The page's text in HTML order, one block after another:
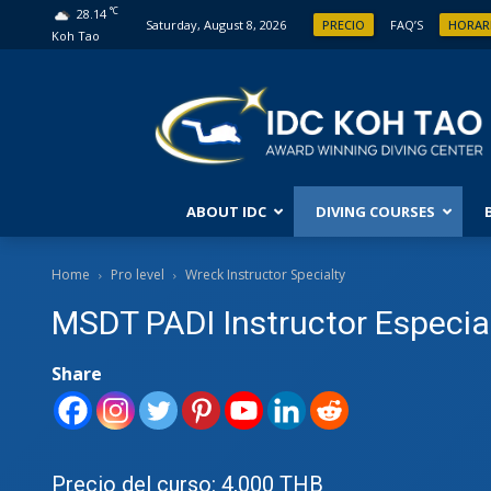
28.14°C
Koh Tao
Saturday, August 8, 2026 PRECIO FAQ’S
ABOUT IDC DIVING COURSES
PADI
Home Pro level Wreck Instructor Specialty
MSDT PADI Instructor
Share
Precio del curso: 4,000 THB